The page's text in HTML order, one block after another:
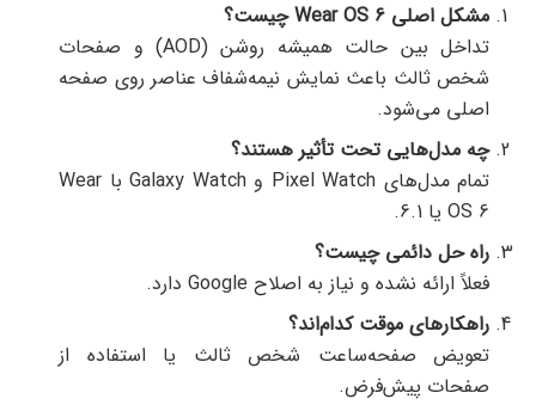
مشکل اصلی Wear OS 6
چیست؟
تداخل بین حالت همیشه روشن (AOD) و صفحات
شخص ثالث باعث نمایش نیمه‌شفاف عناصر روی صفحه
اصلی می‌شود.
چه مدل‌هایی تحت تأثیر هستند؟
تمام مدل‌های Pixel Watch و Galaxy Watch با Wear
OS 6 یا 6.1.
راه حل دائمی چیست؟
فعلاً ارائه نشده و نیاز به اصلاح Google دارد.
راهکارهای موقت کدام‌اند؟
تعویض صفحه‌ساعت شخص ثالث یا استفاده از
صفحات پیش‌فرض.